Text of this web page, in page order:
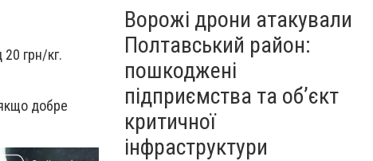
грн/кг.
добре
Ворожі дрони атакували
Полтавський район:
пошкоджені
підприємства та об’єкт
критичної
інфраструктури